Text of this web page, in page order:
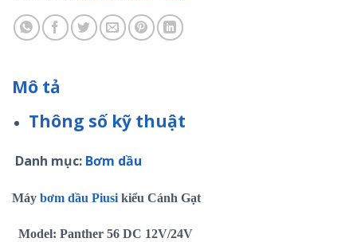
Mô tả
Thông số kỹ thuật
Danh mục: Bơm dầu
Máy bơm dầu Piusi kiểu Cánh Gạt
Model: Panther 56 DC 12V/24V